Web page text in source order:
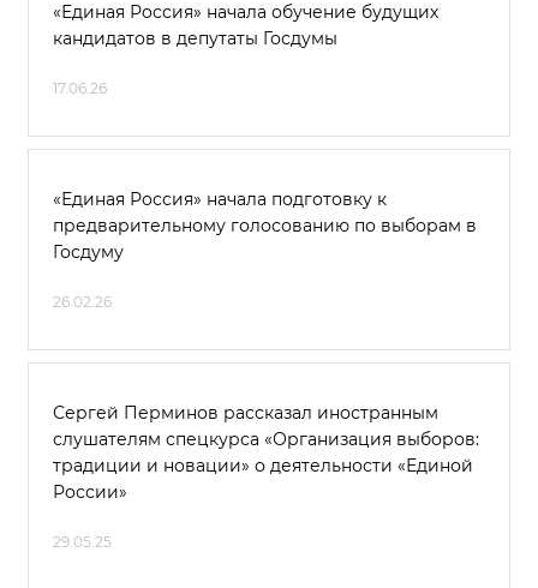
«Единая Россия» начала обучение будущих
кандидатов в депутаты Госдумы
17.06.26
«Единая Россия» начала подготовку к
предварительному голосованию по выборам в
Госдуму
26.02.26
Сергей Перминов рассказал иностранным
слушателям спецкурса «Организация выборов:
традиции и новации» о деятельности «Единой
России»
29.05.25